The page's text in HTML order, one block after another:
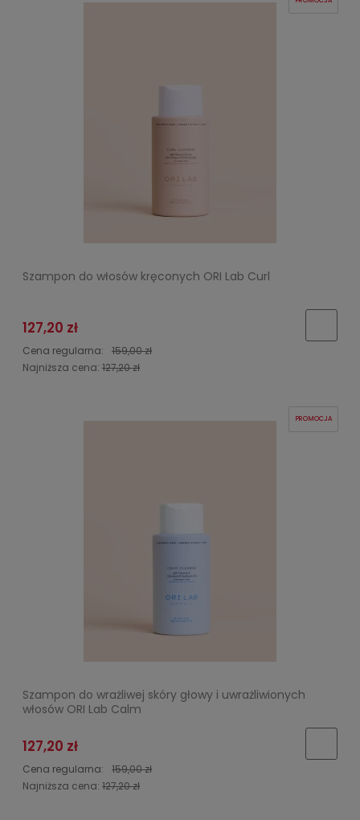
Szampon do włosów kręconych ORI Lab Curl
127,20 zł
Cena regularna:
159,00 zł
Najniższa cena: 127,20 zł
Szampon do wrażliwej skóry głowy i uwrażliwionych
włosów ORI Lab Calm
127,20 zł
Cena regularna:
159,00 zł
Najniższa cena: 127,20 zł
PROMOCJA